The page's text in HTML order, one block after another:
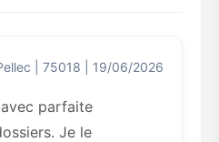
| 75018 | 19/06/2026
parfaite
Je le